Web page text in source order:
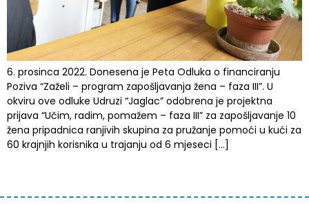
6. prosinca 2022. Donesena je Peta Odluka o financiranju
Poziva “Zaželi – program zapošljavanja žena – faza III”. U
okviru ove odluke Udruzi “Jaglac” odobrena je projektna
prijava “Učim, radim, pomažem – faza III” za zapošljavanje 10
žena pripadnica ranjivih skupina za pružanje pomoći u kući za
60 krajnjih korisnika u trajanju od 6 mjeseci […]